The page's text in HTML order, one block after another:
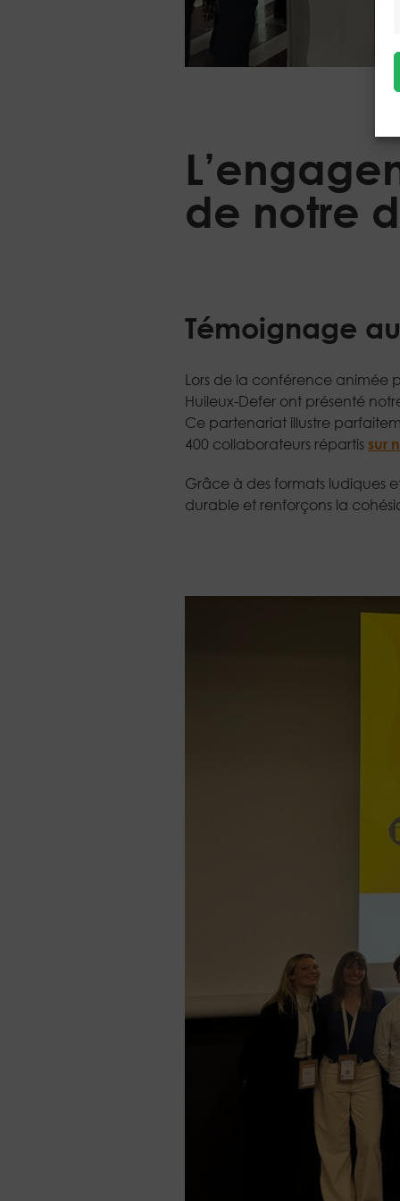
de notre
Témoignage
Lors de la conférence animée
Huileux-Defer ont présenté
Ce partenariat illustre
400 collaborateurs répartis sur
Grâce à des formats ludiques
durable et renforçons la